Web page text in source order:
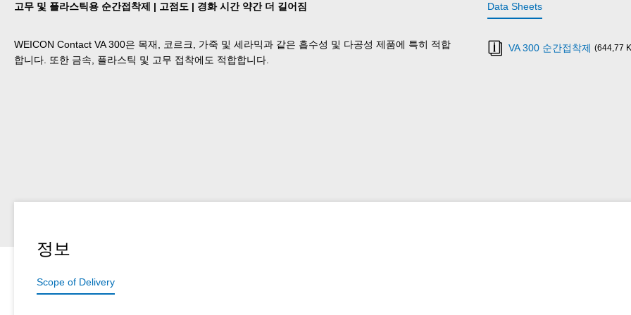
고무 및 플라스틱용 순간접착제 | 고점도 | 경화 시간 약간 더 길어짐
WEICON Contact VA 300은 목재, 코르크, 가죽 및 세라믹과 같은 흡수성 및 다공성 제품에 특히 적합
합니다. 또한 금속, 플라스틱 및 고무 접착에도 적합합니다.
Data Sheets
VA 300 순간접착제 (644,77
정보
Scope of Delivery